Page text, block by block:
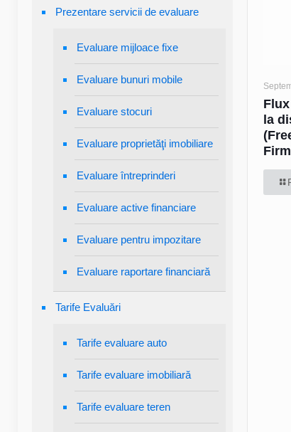
la
Prezentare servicii de evaluare
Evaluare mijloace fixe
Evaluare bunuri mobile
Evaluare stocuri
Evaluare proprietăţi imobiliare
Evaluare întreprinderi
Evaluare active financiare
Evaluare pentru impozitare
Evaluare raportare financiară
Tarife Evaluări
Tarife evaluare auto
Tarife evaluare imobiliară
Tarife evaluare teren